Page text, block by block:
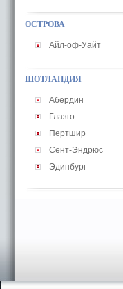
ОСТРОВА
Айл-оф-Уайт
ШОТЛАНДИЯ
Абердин
Глазго
Пертшир
Сент-Эндрюс
Эдинбург